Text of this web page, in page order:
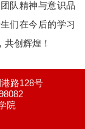
队精神与意识品
们在今后的学习
创辉煌！
路128号
院